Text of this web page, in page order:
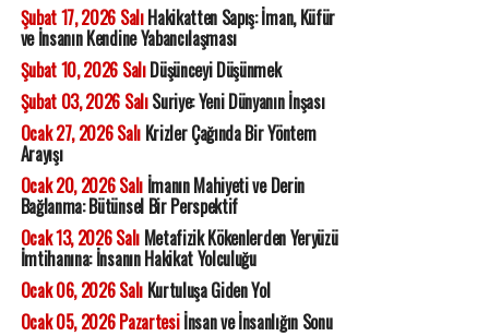
Şubat 17, 2026 SalıHakikatten Sapış: İman, Küfür
ve İnsanın Kendine Yabancılaşması
Şubat 10, 2026 SalıDüşünceyi Düşünmek
Şubat 03, 2026 SalıSuriye: Yeni Dünyanın İnşası
Ocak 27, 2026 SalıKrizler Çağında Bir Yöntem
Arayışı
Ocak 20, 2026 Salıİmanın Mahiyeti ve Derin
Bağlanma: Bütünsel Bir Perspektif
Ocak 13, 2026 SalıMetafizik Kökenlerden Yeryüzü
İmtihanına: İnsanın Hakikat Yolculuğu
Ocak 06, 2026 SalıKurtuluşa Giden Yol
Ocak 05, 2026 Pazartesiİnsan ve İnsanlığın Sonu